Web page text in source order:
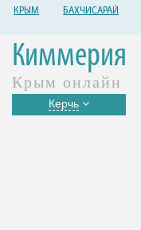
КРЫМ БАХЧИСАРАЙ
Киммерия
Крым онлайн
Керчь